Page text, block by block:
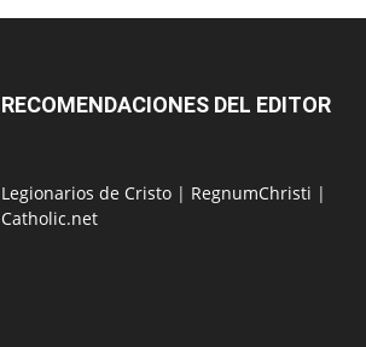
RECOMENDACIONES DEL EDITOR
Legionarios de Cristo | RegnumChristi |
Catholic.net